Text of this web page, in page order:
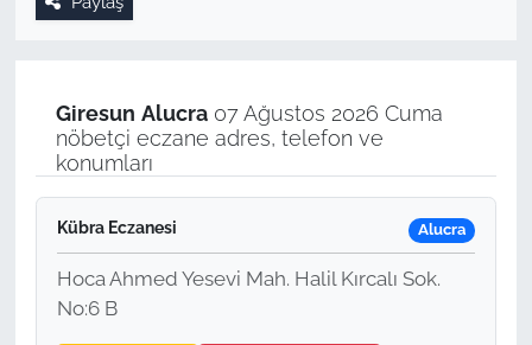
Giresun Alucra07 Ağustos 2026 Cuma
nöbetçi eczane adres, telefon ve
konumları
Kübra Eczanesi Alucra
Hoca Ahmed Yesevi Mah. Halil Kırcalı Sok.
No:6 B